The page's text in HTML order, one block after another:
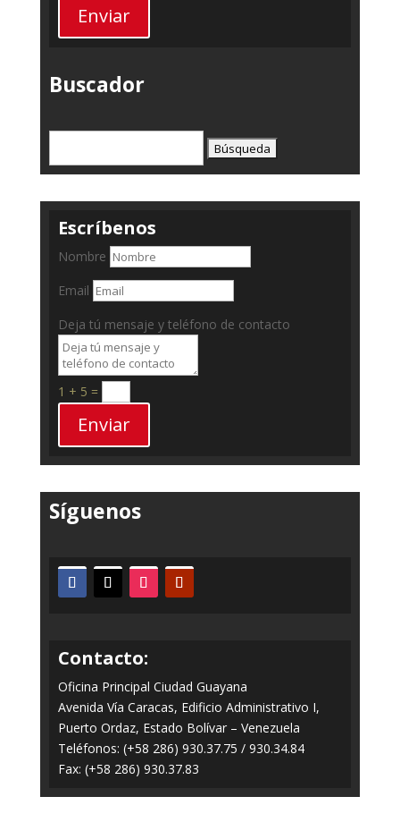
Enviar
Buscador
Escríbenos
Nombre
Email
Deja tú mensaje y teléfono de contacto
1 + 5 =
Enviar
Síguenos
Contacto:
Oficina Principal Ciudad Guayana
Avenida Vía Caracas, Edificio Administrativo I,
Puerto Ordaz, Estado Bolívar – Venezuela
Teléfonos: (+58 286) 930.37.75 / 930.34.84
Fax: (+58 286) 930.37.83